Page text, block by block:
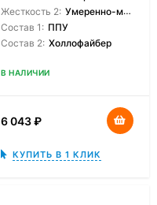
Жесткость 2: Умеренно-мягкая
Состав 1: ППУ
Состав 2: Холлофайбер
В НАЛИЧИИ
6 043₽
КУПИТЬ В 1 КЛИК